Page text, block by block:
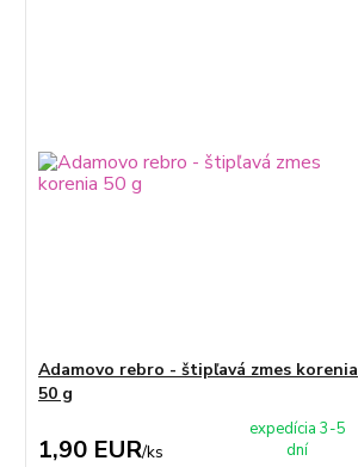
Adamovo rebro - štipľavá zmes korenia
50 g
1,90 EUR/ks
expedícia 3-5
dní